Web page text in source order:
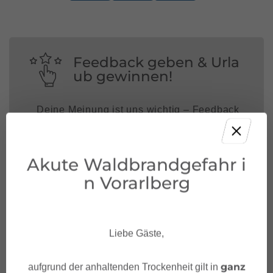
Feedback geben & Urla
ub gewinnen!
Deine Meinung ist uns wichtig – Feedback
geben und mit etwas Glück unvergessliche
Urlaubserlebnisse in Österreich gewinnen.
JETZT MITMACHEN!
Akute Waldbrandgefahr i
n Vorarlberg
Liebe Gäste,
aufgrund der anhaltenden Trockenheit gilt in ganz